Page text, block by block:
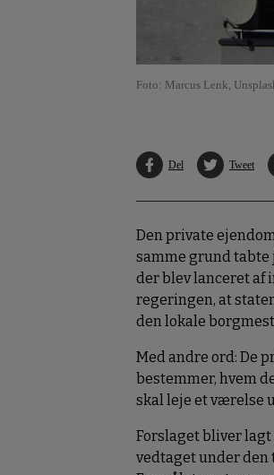
Foto: Marcus Lenk,
Del Tweet
Den private
samme grund
der blev lanceret af
regeringen, at
den lokale
Med andre ord: De
bestemmer, hvem
skal leje et værelse
Forslaget bliver
vedtaget under den